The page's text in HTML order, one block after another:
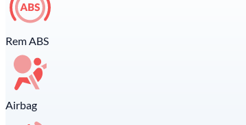
Rem ABS
Airbag